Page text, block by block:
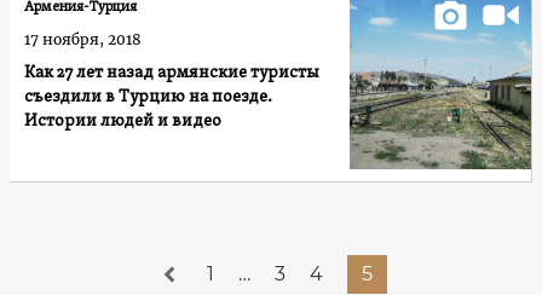
Как 27 лет назад армянские туристы
съездили в Турцию на поезде.
Истории людей и видео
Армения-Турция
17 ноября, 2018
1 … 3 4 5